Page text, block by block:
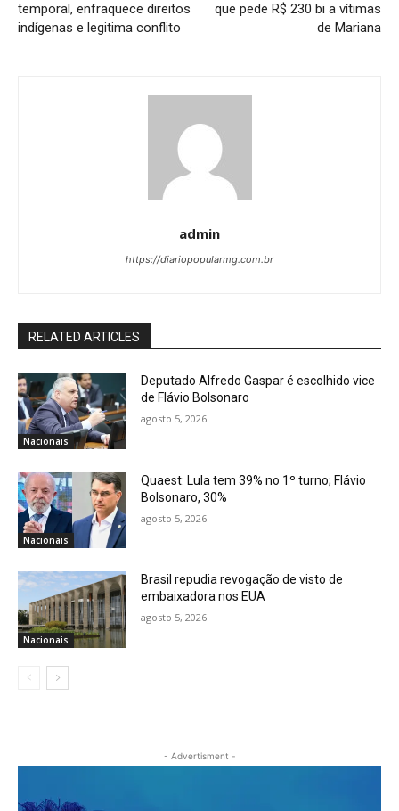
temporal, enfraquece direitos
indígenas e legitima conflito
que pede R$ 230 bi a vítimas
de Mariana
admin
https://diariopopularmg.com.br
RELATED ARTICLES
Nacionais
Deputado Alfredo Gaspar é escolhido vice
de Flávio Bolsonaro
agosto 5, 2026
Nacionais
Quaest: Lula tem 39% no 1º turno; Flávio
Bolsonaro, 30%
agosto 5, 2026
Nacionais
Brasil repudia revogação de visto de
embaixadora nos EUA
agosto 5, 2026
- Advertisment -